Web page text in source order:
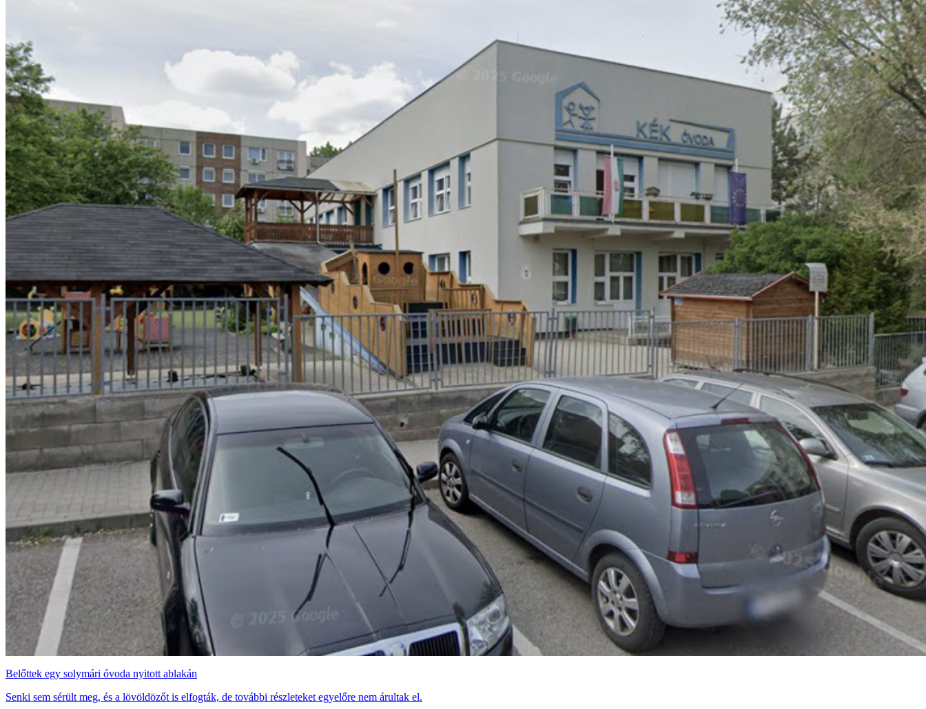
Belőttek egy solymári óvoda nyitott ablakán
Senki sem sérült meg, és a lövöldözőt is elfogták, de további részleteket egyelőre nem árultak el.